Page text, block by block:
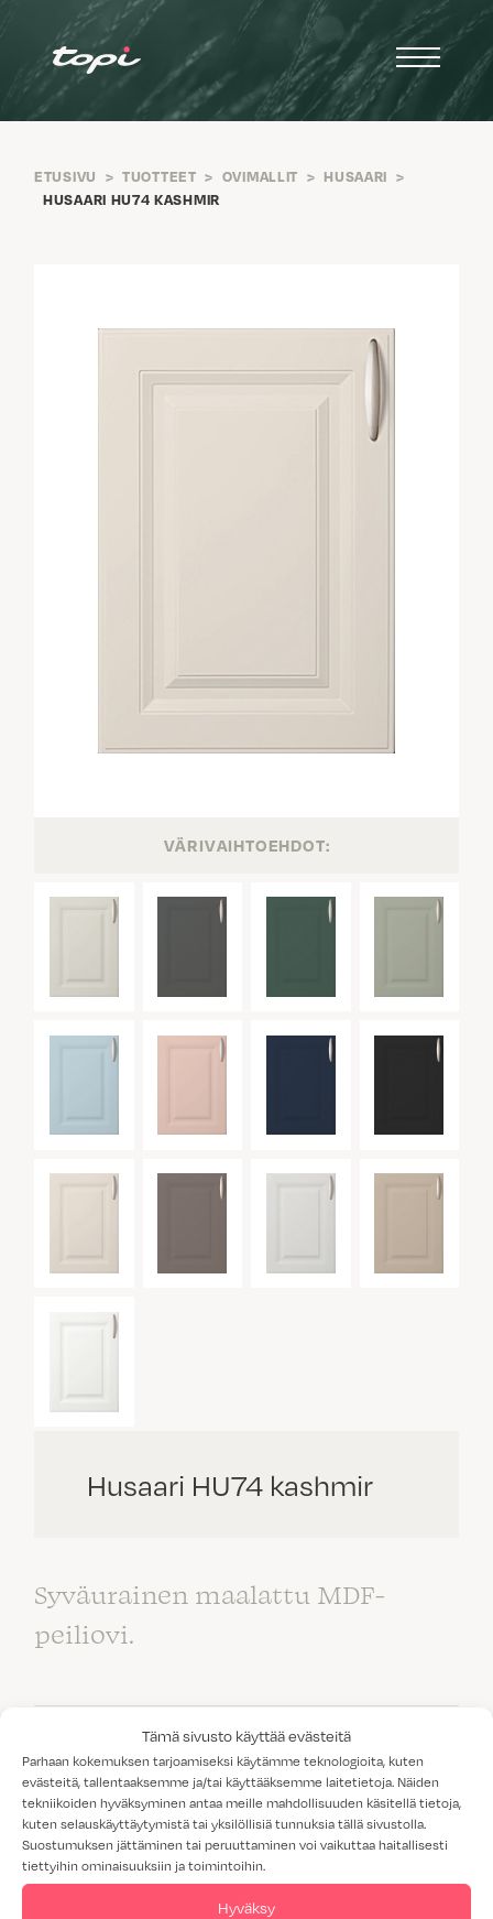
Tämä sivusto käyttää evästeitä
Parhaan kokemuksen tarjoamiseksi käytämme teknologioita, kuten
evästeitä, tallentaaksemme ja/tai käyttääksemme laitetietoja. Näiden
tekniikoiden hyväksyminen antaa meille mahdollisuuden käsitellä tietoja,
kuten selauskäyttäytymistä tai yksilöllisiä tunnuksia tällä sivustolla.
Suostumuksen jättäminen tai peruuttaminen voi vaikuttaa haitallisesti
tiettyihin ominaisuuksiin ja toimintoihin.
Hyväksy
ETUSIVU > TUOTTEET > OVIMALLIT > HUSAARI >
HUSAARI HU74 KASHMIR
VÄRIVAIHTOEHDOT:
Husaari HU74 kashmir
Syväurainen maalattu MDF-
peiliovi.
VÄRI: KASHMIR
MATERIAALI: MAALATTU MDF
VEDIN: VEDIN 8